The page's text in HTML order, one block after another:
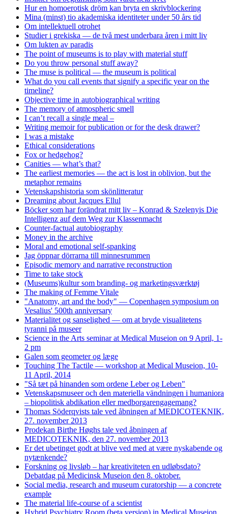
Hur en homoerotisk dröm kan bryta en skrivblockering
Mina (minst) tio akademiska identiteter under 50 års tid
Om intellektuell otrohet
Studier i grekiska — de två mest underbara åren i mitt liv
Om lukten av paradis
The point of museums is to play with material stuff
Do you throw personal stuff away?
The muse is political — the museum is political
What do you call events that signify a specific year on the
timeline?
Objective time in autobiographical writing
The memory of atmospheric smell
I can’t recall a single meal –
Writing memoir for publication or for the desk drawer?
I was a mistake
Ethical considerations
Fox or hedgehog?
Canities — what’s that?
The earliest memories — the act is lost in oblivion, but the
metaphor remains
Vetenskapshistoria som skönlitteratur
Dreaming about Jacques Ellul
Böcker som har forändrat mitt liv – Konrad & Szelenyis Die
Intelligenz auf dem Weg zur Klassenmacht
Counter-factual autobiography
Money in the archive
Moral and emotional self-spanking
Jag öppnar dörrarna till minnesrummen
Episodic memory and narrative reconstruction
Time to take stock
(Museums)kultur som branding- og marketingsværktøj
The making of Femme Vitale
"Anatomy, art and the body" — Copenhagen symposium on
Vesalius' 500th anniversary
Materialitet og sanselighed — om at bryde visualitetens
tyranni på museer
Science in the Arts seminar at Medical Museion on 9 April, 1-
2 pm
Galen som geometer og læge
Touching The Tactile — workshop at Medical Museion, 10-
11 April, 2014
"Så tæt på hinanden som ordene Leber og Leben"
Vetenskapsmuseer och den materiella vändningen i humaniora
– biopolitisk abdikation eller medborgarengagemang?
Thomas Söderqvists tale ved åbningen af MEDICOTEKNIK,
27. november 2013
Prodekan Birthe Høghs tale ved åbningen af
MEDICOTEKNIK, den 27. november 2013
Er det ubetinget godt at blive ved med at være nyskabende og
nytænkende?
Forskning og livsløb – har kreativiteten en udløbsdato?
Debatdag på Medicinsk Museion den 8. oktober.
Social media, research and museum curatorship — a concrete
example
The material life-course of a scientist
Hybrid Psychiatry Room (beta version) in Medical Museion